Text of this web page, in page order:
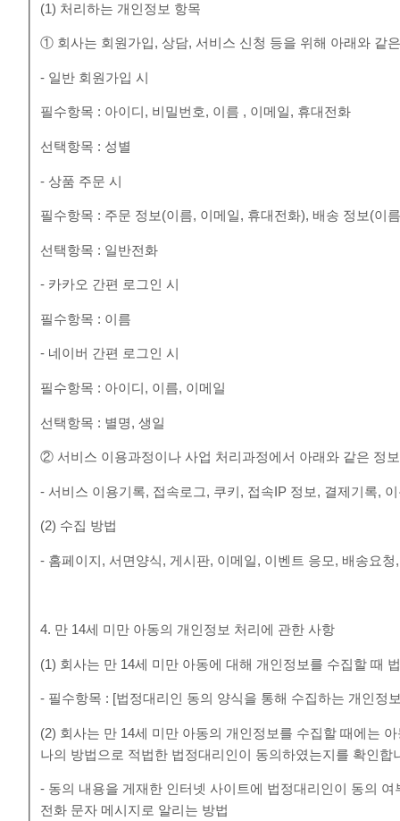
(1) 처리하는 개인정보 항목
① 회사는 회원가입, 상담, 서비스 신청 등을 위해 아래와 같
- 일반 회원가입 시
필수항목 : 아이디, 비밀번호, 이름 , 이메일, 휴대전화
선택항목 : 성별
- 상품 주문 시
필수항목 : 주문 정보(이름, 이메일, 휴대전화), 배송 정보(이
선택항목 : 일반전화
- 카카오 간편 로그인 시
필수항목 : 이름
- 네이버 간편 로그인 시
필수항목 : 아이디, 이름, 이메일
선택항목 : 별명, 생일
② 서비스 이용과정이나 사업 처리과정에서 아래와 같은 정
- 서비스 이용기록, 접속로그, 쿠키, 접속IP 정보, 결제기록,
(2) 수집 방법
- 홈페이지, 서면양식, 게시판, 이메일, 이벤트 응모, 배송요
4. 만 14세 미만 아동의 개인정보 처리에 관한 사항
(1) 회사는 만 14세 미만 아동에 대해 개인정보를 수집할 때
- 필수항목 : [법정대리인 동의 양식을 통해 수집하는 개인정
(2) 회사는 만 14세 미만 아동의 개인정보를 수집할 때에는
나의 방법으로 적법한 법정대리인이 동의하였는지를 확인합
- 동의 내용을 게재한 인터넷 사이트에 법정대리인이 동의
전화 문자 메시지로 알리는 방법